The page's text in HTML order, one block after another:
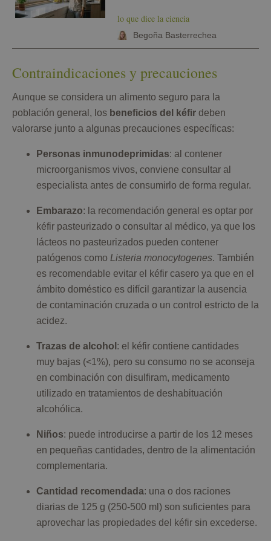
lo que dice la ciencia
Begoña Basterrechea
Contraindicaciones y precauciones
Aunque se considera un alimento seguro para la
población general, los beneficios del kéfir deben
valorarse junto a algunas precauciones específicas:
Personas inmunodeprimidas: al contener
microorganismos vivos, conviene consultar al
especialista antes de consumirlo de forma regular.
Embarazo: la recomendación general es optar por
kéfir pasteurizado o consultar al médico, ya que los
lácteos no pasteurizados pueden contener
patógenos como Listeria monocytogenes. También
es recomendable evitar el kéfir casero ya que en el
ámbito doméstico es difícil garantizar la ausencia
de contaminación cruzada o un control estricto de la
acidez.
Trazas de alcohol : el kéfir contiene cantidades
muy bajas (<1%), pero su consumo no se aconseja
en combinación con disulfiram, medicamento
utilizado en tratamientos de deshabituación
alcohólica.
Niños: puede introducirse a partir de los 12 meses
en pequeñas cantidades, dentro de la alimentación
complementaria.
Cantidad recomendada: una o dos raciones
diarias de 125 g (250-500 ml) son suficientes para
aprovechar las propiedades del kéfir sin excederse.